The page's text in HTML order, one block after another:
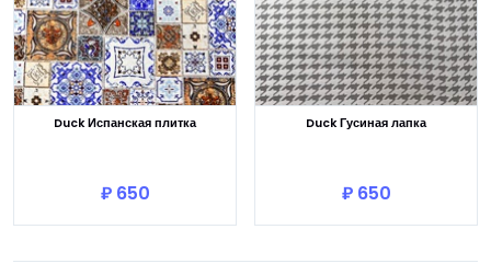
Duck Испанская плитка
₽ 650
Duck Гусиная лапка
₽ 650